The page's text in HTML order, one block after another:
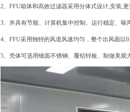
2、FFU箱体和高效过滤器采用分体式设计,安装,更
3、并具有节能、计算机集中控制、运行稳定、噪
4、FFU采用独特的风道风速均匀，整个出风面以
5、壳体可选用镜面不锈钢、覆铝锌板、制做美观